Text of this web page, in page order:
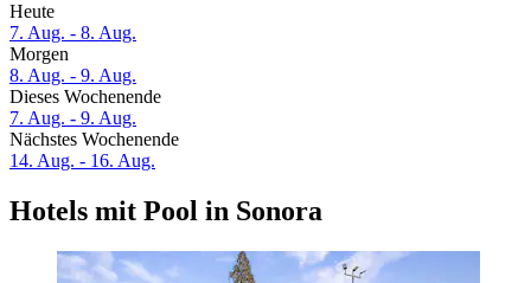
Heute
7. Aug. - 8. Aug.
Morgen
8. Aug. - 9. Aug.
Dieses Wochenende
7. Aug. - 9. Aug.
Nächstes Wochenende
14. Aug. - 16. Aug.
Hotels mit Pool in Sonora